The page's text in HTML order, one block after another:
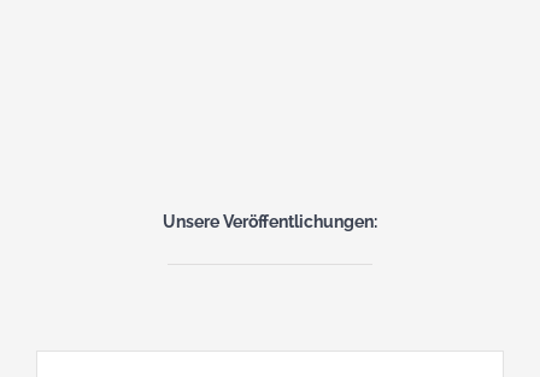
Unsere Veröffentlichungen: